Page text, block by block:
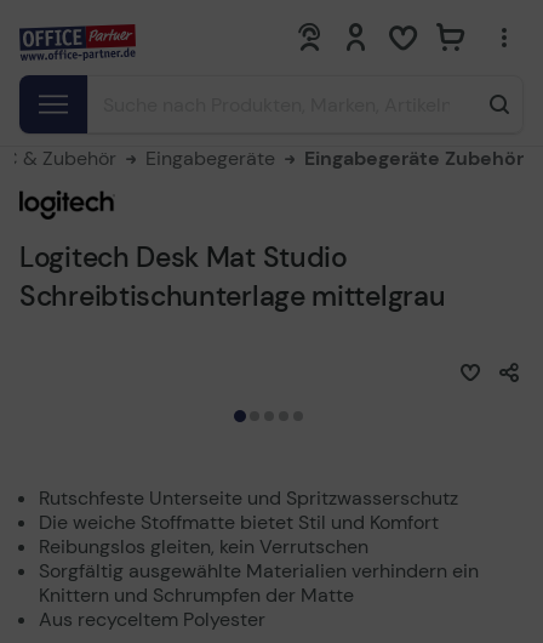
0 0
& Zubehör Eingabegeräte Eingabegeräte Zubehör
Logitech Desk Mat Studio
Schreibtischunterlage mittelgrau
Rutschfeste Unterseite und Spritzwasserschutz
Die weiche Stoffmatte bietet Stil und Komfort
Reibungslos gleiten, kein Verrutschen
Sorgfältig ausgewählte Materialien verhindern ein
Knittern und Schrumpfen der Matte
Aus recyceltem Polyester